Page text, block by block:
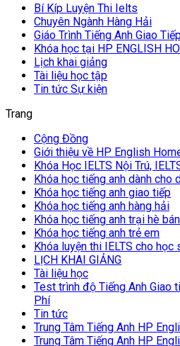
Bí Kíp Luyện Thi Ielts
Chuyên Ngành Hàng Hải
Giáo Trình Tiếng Anh Giao
Khóa học tại HP ENGLISH
Lịch khai giảng
Tài liệu học tập
Tin tức Sự kiện
Trang
Cộng Đồng
Giới thiệu về HP English
Khóa Học IELTS Nội Trú,
Khóa học tiếng anh dành cho
Khóa học tiếng anh giao tiếp
Khóa học tiếng anh hàng hải
Khóa học tiếng anh trại hè
Khóa học tiếng anh trẻ em
Khóa luyện thi IELTS cho học
LỊCH KHAI GIẢNG
Tài liệu học
Test trình độ Tiếng Anh Giao
Phí
Tin tức
Trung Tâm Tiếng Anh HP
Trung Tâm Tiếng Anh HP